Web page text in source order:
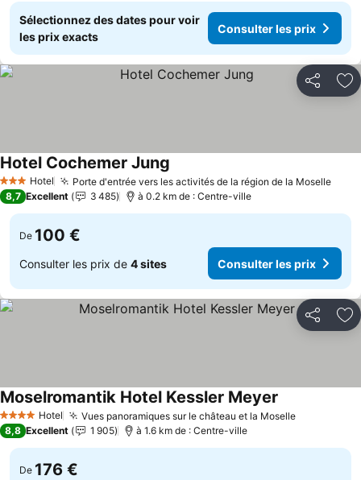
Sélectionnez des dates pour voir
les prix exacts
Consulter les prix
Partager
3 ÉtoilesHotel Porte d'entrée vers les activités de la région de la Moselle
Hotel Cochemer Jung
8,7 Excellent 3 485 à 0.2 km de : Centre-ville
De 100 €
Consulter les prix de 4 sites Consulter les prix
Partager
4 Étoiles Hotel Vues panoramiques sur le château et la Moselle
Moselromantik Hotel Kessler Meyer
8,8 Excellent 1 905 à 1.6 km de : Centre-ville
De 176 €